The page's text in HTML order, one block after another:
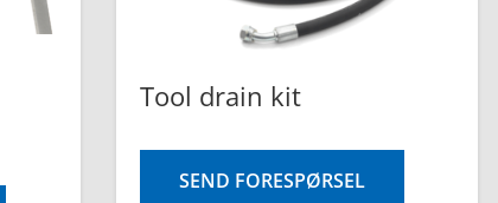
Tool drain kit
SEND FORESPØRSEL